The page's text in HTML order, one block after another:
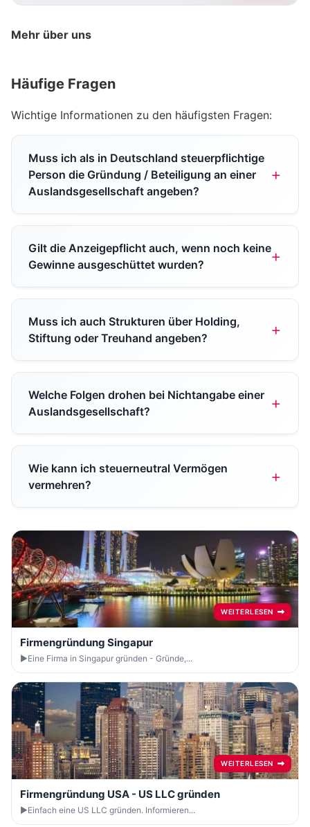
Mehr über uns
Häufige Fragen
Wichtige Informationen zu den häufigsten Fragen:
Muss ich als in Deutschland steuerpflichtige
Person die Gründung / Beteiligung an einer
Auslandsgesellschaft angeben?
Gilt die Anzeigepflicht auch, wenn noch keine
Gewinne ausgeschüttet wurden?
Muss ich auch Strukturen über Holding,
Stiftung oder Treuhand angeben?
Welche Folgen drohen bei Nichtangabe einer
Auslandsgesellschaft?
Wie kann ich steuerneutral Vermögen
vermehren?
WEITERLESEN
Firmengründung Singapur
►Eine Firma in Singapur gründen - Gründe,...
WEITERLESEN
Firmengründung USA - US LLC gründen
►Einfach eine US LLC gründen. Informieren...